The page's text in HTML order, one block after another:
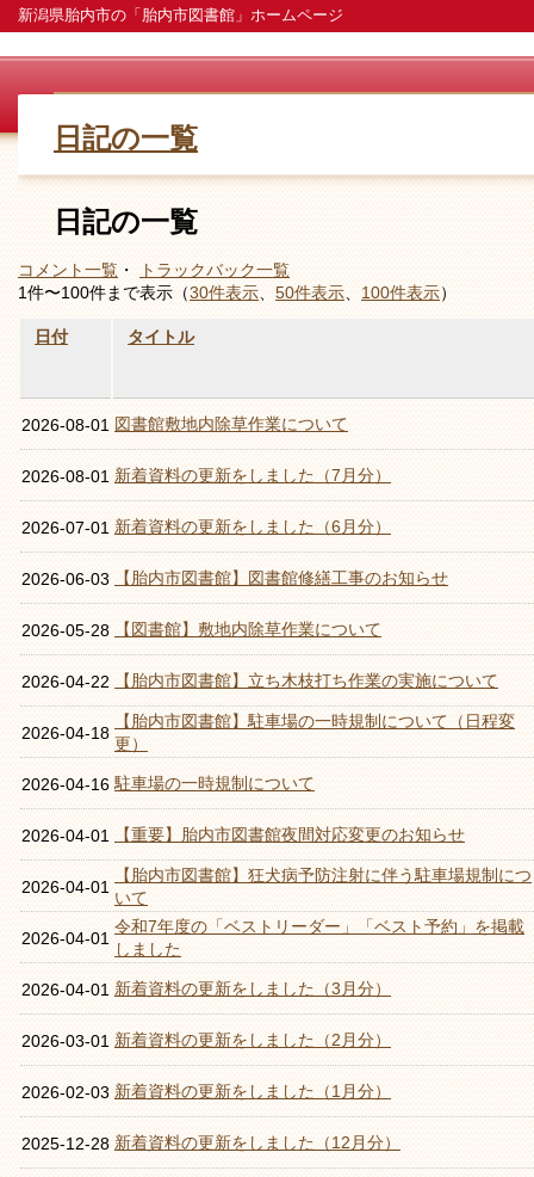
新潟県胎内市の「胎内市図書館」ホームページ
日記の一覧
日記の一覧
コメント一覧 ・
トラックバック一覧
1件〜100件まで表示（30件表示 50件表示 100件表示）
日付 タイトル
2026-08-01 図書館敷地内除草作業について
2026-08-01 新着資料の更新をしました（7月分）
2026-07-01 新着資料の更新をしました（6月分）
2026-06-03 【胎内市図書館】図書館修繕工事のお知らせ
2026-05-28 【図書館】敷地内除草作業について
2026-04-22 【胎内市図書館】立ち木枝打ち作業の実施について
2026-04-18
【胎内市図書館】駐車場の一時規制について（日程変
更）
2026-04-16 駐車場の一時規制について
2026-04-01 【重要】胎内市図書館夜間対応変更のお知らせ
2026-04-01
【胎内市図書館】狂犬病予防注射に伴う駐車場規制につ
いて
2026-04-01
令和7年度の「ベストリーダー」「ベスト予約」を掲載
しました
2026-04-01 新着資料の更新をしました（3月分）
2026-03-01 新着資料の更新をしました（2月分）
2026-02-03 新着資料の更新をしました（1月分）
2025-12-28 新着資料の更新をしました（12月分）